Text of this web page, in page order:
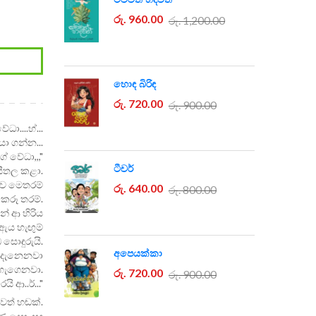
ගන්න...
වේධා,,,"
කළා.
මෙතරම්
තරම්.
ආ හිරිය
හැඟුම්
සොඳුරුයි.
ආ..ර්..."
හඬක්.
රු. 960.00 රු. 1,200.00
හොඳ බිරිඳ
රු. 720.00 රු. 900.00
ටීචර්
රු. 640.00 රු. 800.00
අපෙයක්කා
රු. 720.00 රු. 900.00